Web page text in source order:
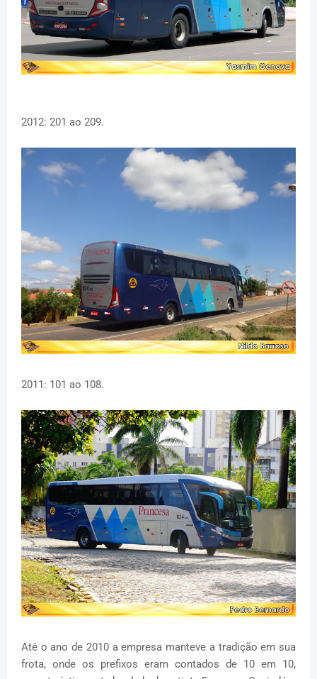
2012: 201 ao 209.
2011: 101 ao 108.
Até o ano de 2010 a empresa manteve a tradição em sua
frota, onde os prefixos eram contados de 10 em 10,